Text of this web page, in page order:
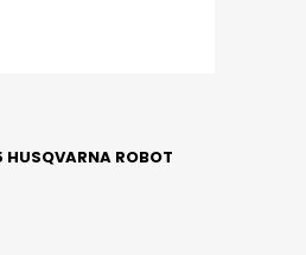
HUSQVARNA ROBOT